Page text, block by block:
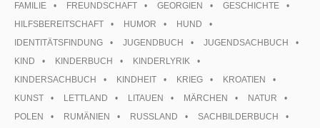
FAMILIE
FREUNDSCHAFT GEORGIEN
GESCHICHTE
HILFSBEREITSCHAFT
HUMOR
HUND
IDENTITÄTSFINDUNG
JUGENDBUCH
JUGENDSACHBUCH
KIND
KINDERBUCH
KINDERLYRIK
KINDERSACHBUCH
KINDHEIT KRIEG
KROATIEN
KUNST
LETTLAND LITAUEN MÄRCHEN
NATUR
POLEN
RUMÄNIEN RUSSLAND
SACHBILDERBUCH